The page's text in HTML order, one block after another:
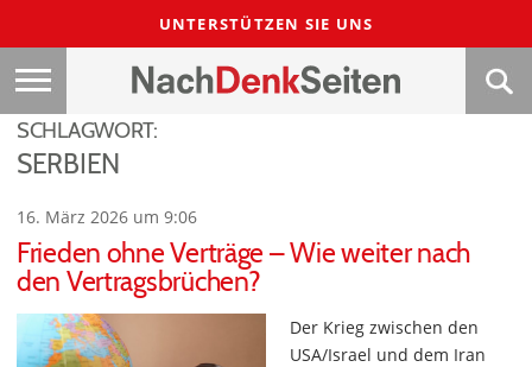
UNTERSTÜTZEN SIE UNS
SCHLAGWORT:
SERBIEN
16. März 2026 um 9:06
Frieden ohne Verträge – Wie weiter nach
den Vertragsbrüchen?
Der Krieg zwischen den
USA/Israel und dem Iran